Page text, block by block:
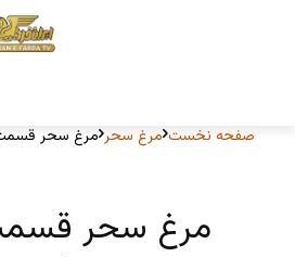
صفحه نخست مرغ سحر مرغ سحر
مرغ سحر